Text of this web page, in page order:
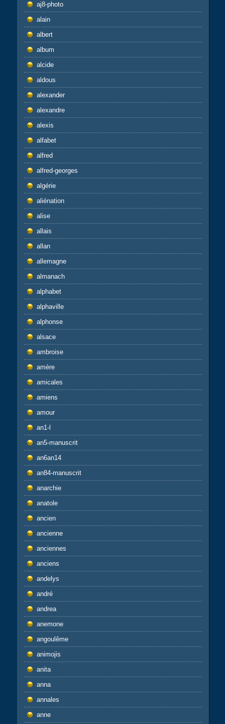
aj8-photo
alain
albert
album
alcide
aldous
alexander
alexandre
alexis
alfabet
alfred
alfred-georges
algérie
aliénation
alise
allais
allan
allemagne
almanach
alphabet
alphaville
alphonse
alsace
ambroise
amère
amicales
amiens
amour
an1-l
an5-manuscrit
an6an14
an84-manuscrit
anarchie
anatole
ancien
ancienne
anciennes
anciens
andelys
andré
andrea
anemone
angoulême
animojis
anita
anna
annales
anne